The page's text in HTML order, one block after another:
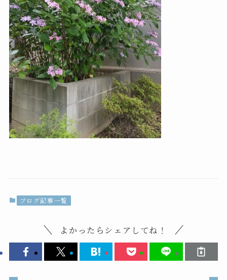
ブログ記事一覧
よかったらシェアしてね！